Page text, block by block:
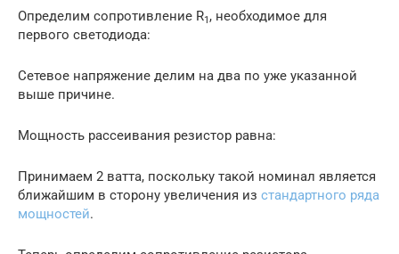
Определим сопротивление R1 , необходимое для
первого светодиода:
Сетевое напряжение делим на два по уже указанной
выше причине.
Мощность рассеивания резистор равна:
Принимаем 2 ватта, поскольку такой номинал является
ближайшим в сторону увеличения из стандартного ряда
мощностей.